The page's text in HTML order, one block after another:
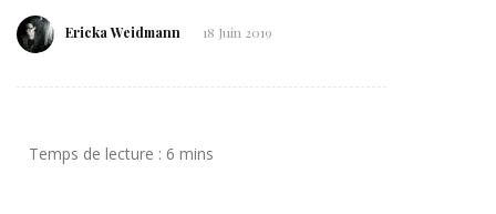
Ericka Weidmann 18 Juin 2019